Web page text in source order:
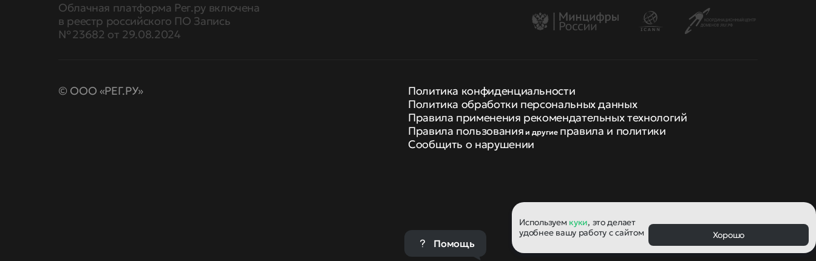
Облачная платформа Рег.ру включена
в реестр российского ПО Запись
№ 23682 от 29.08.2024
© ООО «РЕГ.РУ»
Политика конфиденциальности
Политика обработки персональных данных
Правила применения рекомендательных технологий
Правила пользования и другие правила и политики
Сообщить о нарушении
Используем куки, это делает
удобнее вашу работу с сайтом
Хорошо
Помощь